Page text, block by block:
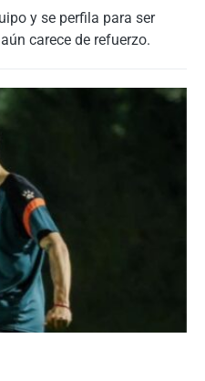
y se perfila para ser
carece de refuerzo.